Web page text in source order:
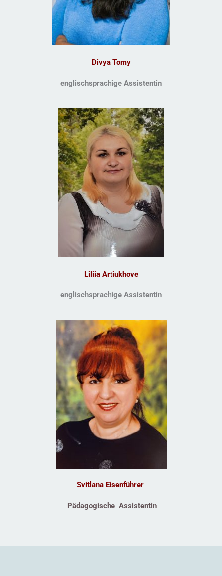
Divya Tomy
englischsprachige Assistentin
Liliia Artiukhove
englischsprachige Assistentin
Svitlana Eisenführer
Pädagogische Assistentin